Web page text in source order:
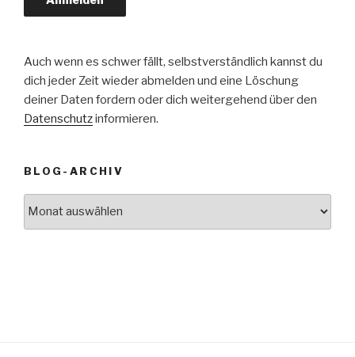
Auch wenn es schwer fällt, selbstverständlich kannst du
dich jeder Zeit wieder abmelden und eine Löschung
deiner Daten fordern oder dich weitergehend über den
Datenschutzinformieren.
BLOG-ARCHIV